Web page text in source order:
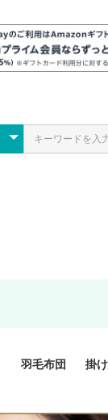
ット
セット
セット
ット
ト
羽毛布団
プレミアムゴー
ロイヤルゴール
エクセルゴール
ニューゴールド
マザーダックダ
マザーグースダ
スーパーロング
洗える羽毛布団
肌掛け布団
掛
防
洗
小
大
肌